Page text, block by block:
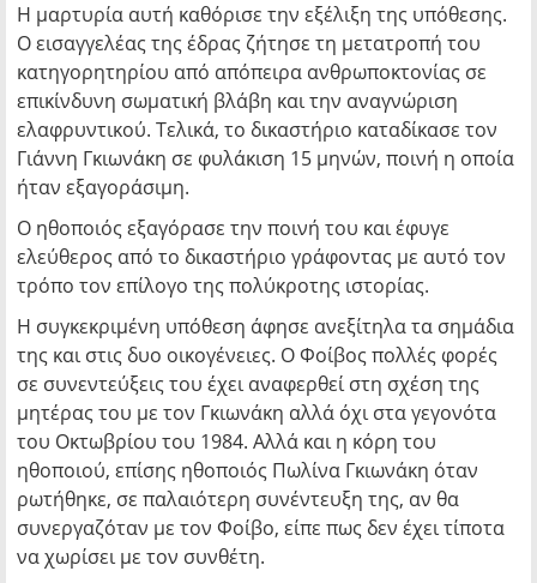
Η μαρτυρία αυτή καθόρισε την εξέλιξη της υπόθεσης.
Ο εισαγγελέας της έδρας ζήτησε τη μετατροπή του
κατηγορητηρίου από απόπειρα ανθρωποκτονίας σε
επικίνδυνη σωματική βλάβη και την αναγνώριση
ελαφρυντικού. Τελικά, το δικαστήριο καταδίκασε τον
Γιάννη Γκιωνάκη σε φυλάκιση 15 μηνών, ποινή η οποία
ήταν εξαγοράσιμη.
Ο ηθοποιός εξαγόρασε την ποινή του και έφυγε
ελεύθερος από το δικαστήριο γράφοντας με αυτό τον
τρόπο τον επίλογο της πολύκροτης ιστορίας.
Η συγκεκριμένη υπόθεση άφησε ανεξίτηλα τα σημάδια
της και στις δυο οικογένειες. Ο Φοίβος πολλές φορές
σε συνεντεύξεις του έχει αναφερθεί στη σχέση της
μητέρας του με τον Γκιωνάκη αλλά όχι στα γεγονότα
του Οκτωβρίου του 1984. Αλλά και η κόρη του
ηθοποιού, επίσης ηθοποιός Πωλίνα Γκιωνάκη όταν
ρωτήθηκε, σε παλαιότερη συνέντευξη της, αν θα
συνεργαζόταν με τον Φοίβο, είπε πως δεν έχει τίποτα
να χωρίσει με τον συνθέτη.